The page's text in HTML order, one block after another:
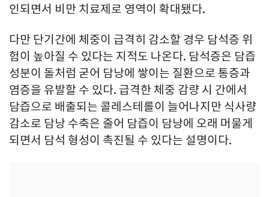
인되면서 비만 치료제로 영역이 확대됐다.
다만 단기간에 체중이 급격히 감소할 경우 담석증 위
험이 높아질 수 있다는 지적도 나온다. 담석증은 담즙
성분이 돌처럼 굳어 담낭에 쌓이는 질환으로 통증과
염증을 유발할 수 있다. 급격한 체중 감량 시 간에서
담즙으로 배출되는 콜레스테롤이 늘어나지만 식사량
감소로 담낭 수축은 줄어 담즙이 담낭에 오래 머물게
되면서 담석 형성이 촉진될 수 있다는 설명이다.